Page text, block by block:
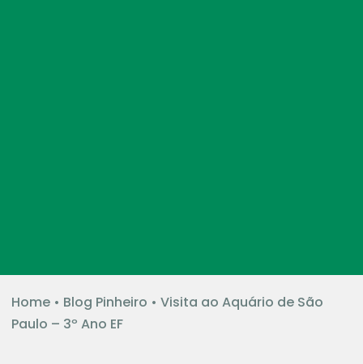
Home• Blog Pinheiro • Visita ao Aquário de São
Paulo – 3º Ano EF